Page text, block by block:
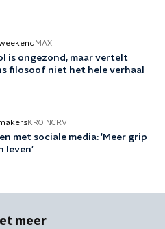
MAX
is ongezond, maar vertelt
filosoof niet het hele verhaal
KRO-NCRV
met sociale media: 'Meer grip
leven'
meer